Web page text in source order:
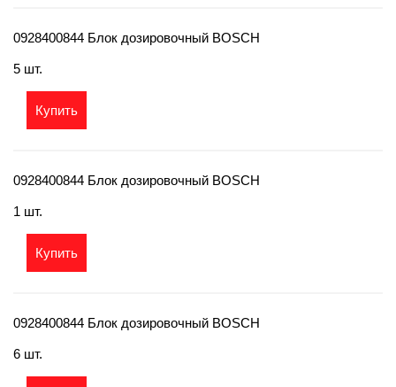
0928400844 Блок дозировочный BOSCH
5 шт.
Купить
0928400844 Блок дозировочный BOSCH
1 шт.
Купить
0928400844 Блок дозировочный BOSCH
6 шт.